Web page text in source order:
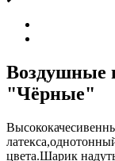
Воздушные
"Чёрные"
цвета.Шарик